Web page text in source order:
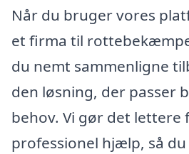
Når du bruger vores
et firma til
du nemt sammenligne
den løsning, der passer
behov. Vi gør det lettere
professionel hjælp, så